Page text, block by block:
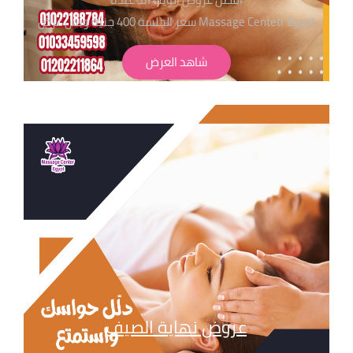
Massage Centetr Egypt سعر الجلسة 400 جنية وبس عرض
لفترة محدودة
وعلشان تختار جلستك عندنا يبقا لازم تعرف اهم ما يميزنا
شاهد العرض
عروض نهاية الصيف